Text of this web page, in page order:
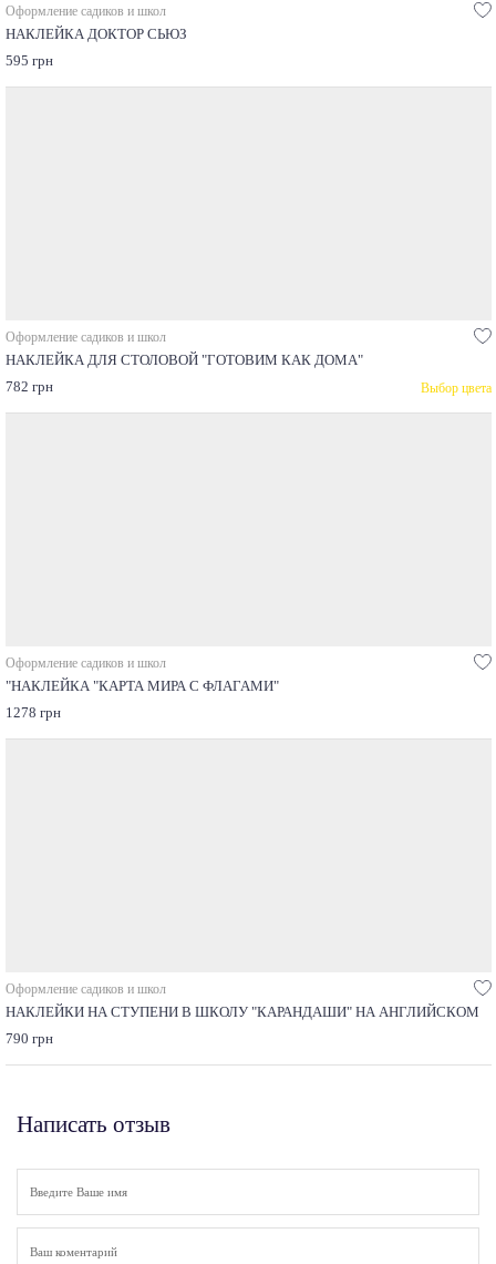
Оформление садиков и школ
НАКЛЕЙКА ДОКТОР СЬЮЗ
595 грн
Оформление садиков и школ
НАКЛЕЙКА ДЛЯ СТОЛОВОЙ "ГОТОВИМ КАК ДОМА"
782 грн
Выбор цвета
Оформление садиков и школ
"НАКЛЕЙКА "КАРТА МИРА С ФЛАГАМИ"
1278 грн
Оформление садиков и школ
НАКЛЕЙКИ НА СТУПЕНИ В ШКОЛУ "КАРАНДАШИ" НА АНГЛИЙСКОМ
790 грн
Написать отзыв